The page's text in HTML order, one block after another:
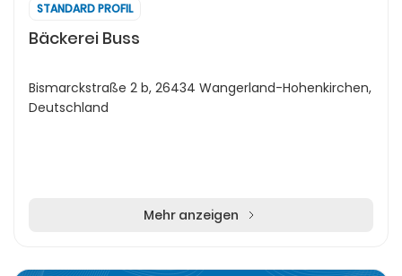
STANDARD PROFIL
Bäckerei Buss
Bismarckstraße 2 b, 26434 Wangerland-Hohenkirchen,
Deutschland
Mehr anzeigen